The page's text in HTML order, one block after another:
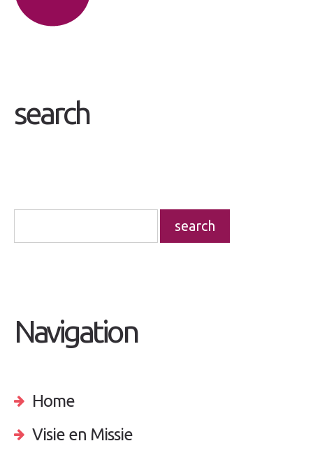
search
Navigation
Home
Visie en Missie